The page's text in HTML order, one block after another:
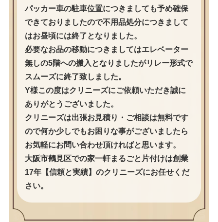
パッカー車の駐車位置につきましても予め確保
できておりましたので不用品処分につきまして
はお昼頃には終了となりました。
必要なお品の移動につきましてはエレベーター
無しの5階への搬入となりましたがリレー形式で
スムーズに終了致しました。
Y様この度はクリニーズにご依頼いただき誠に
ありがとうございました。
クリニーズは出張お見積り・ご相談は無料です
ので何か少しでもお困りな事がございましたら
お気軽にお問い合わせ頂ければと思います。
大阪市鶴見区での家一軒まるごと片付けは創業
17年【信頼と実績】のクリニーズにお任せくだ
さい。